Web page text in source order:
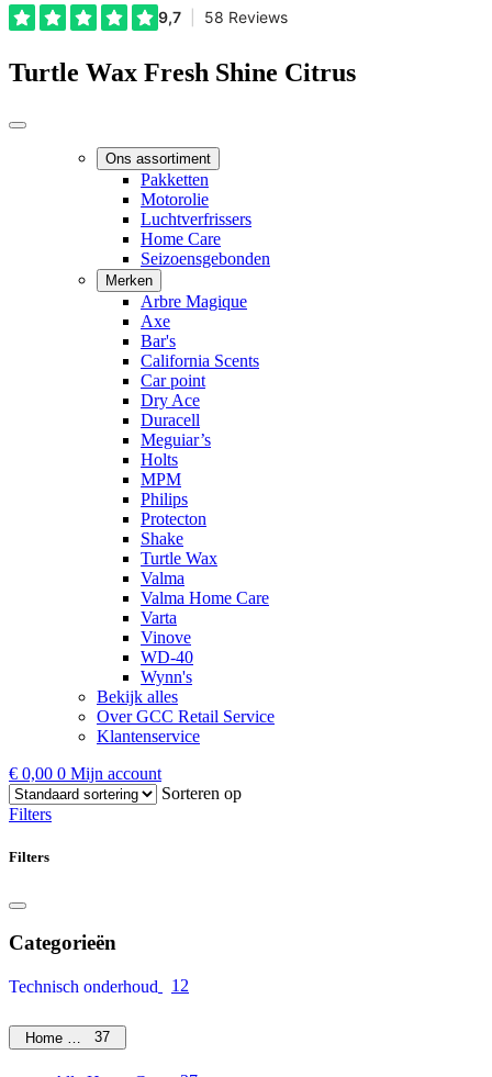
Turtle Wax Fresh Shine Citrus
Ons assortiment
Pakketten
Motorolie
Luchtverfrissers
Home Care
Seizoensgebonden
Merken
Arbre Magique
Axe
Bar's
California Scents
Car point
Dry Ace
Duracell
Meguiar’s
Holts
MPM
Philips
Protecton
Shake
Turtle Wax
Valma
Valma Home Care
Varta
Vinove
WD-40
Wynn's
Bekijk alles
Over GCC Retail Service
Klantenservice
€ 0,00 0 Mijn account
Sorteren op
Filters
Filters
Categorieën
Technisch onderhoud 12
Home Care37